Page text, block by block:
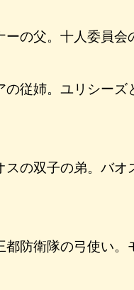
の父。十人委員会
従姉。ユリシー
の双子の弟。バオ
防衛隊の弓使い。